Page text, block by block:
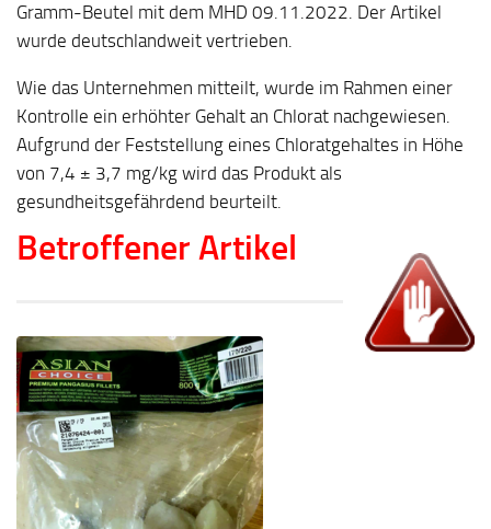
Gramm-Beutel mit dem MHD 09.11.2022. Der Artikel
wurde deutschlandweit vertrieben.
Wie das Unternehmen mitteilt, wurde im Rahmen einer
Kontrolle ein erhöhter Gehalt an Chlorat nachgewiesen.
Aufgrund der Feststellung eines Chloratgehaltes in Höhe
von 7,4 ± 3,7 mg/kg wird das Produkt als
gesundheitsgefährdend beurteilt.
Betroffener Artikel